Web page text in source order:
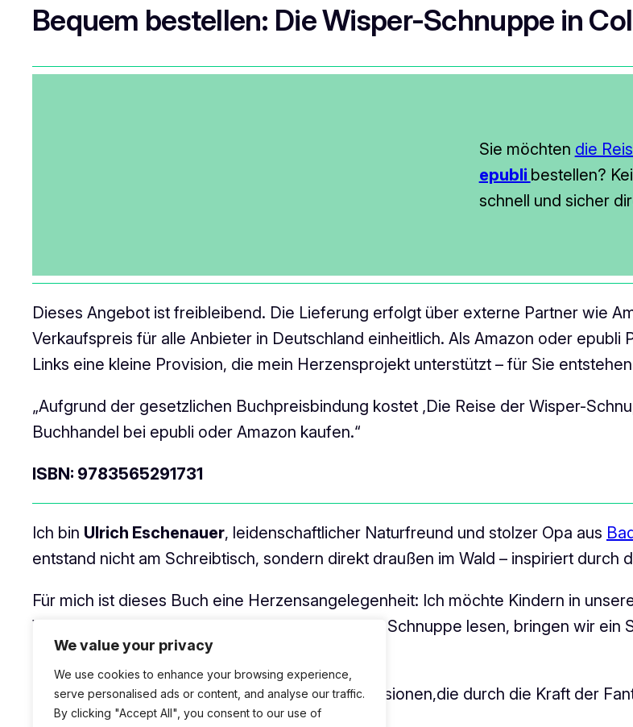
We value your privacy
We use cookies to enhance your browsing experience,
serve personalised ads or content, and analyse our traffic.
By clicking "Accept All", you consent to our use of
Bequem bestellen: Die Wisper-Schnuppe in
Sie möchten die
epubli bestellen?
schnell und sicher
Dieses Angebot ist freibleibend. Die Lieferung erfolgt über externe Partner wie
Verkaufspreis für alle Anbieter in Deutschland einheitlich. Als Amazon oder
Links eine kleine Provision, die mein Herzensprojekt unterstützt – für Sie
„Aufgrund der gesetzlichen Buchpreisbindung kostet ‚Die Reise der Wisper-
Buchhandel bei epubli oder Amazon kaufen.“
ISBN: 9783565291731
Ich bin Ulrich Eschenauer, leidenschaftlicher Naturfreund und stolzer Opa aus
entstand nicht am Schreibtisch, sondern direkt draußen im Wald – inspiriert durch
Für mich ist dieses Buch eine Herzensangelegenheit: Ich möchte Kindern in
Wenn wir gemeinsam die Abenteuer der Wisper-Schnuppe lesen, bringen wir ein
Wohnzimmer.“
„Die Bilder im Buch sind meine fotografischen Visionen,die durch die Kraft der